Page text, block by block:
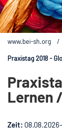
www.bei-sh.org /
Praxistag 2018 -
Lernen
Zeit: